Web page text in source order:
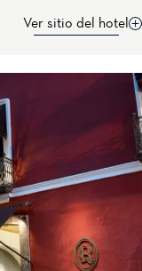
Ver sitio del hotel